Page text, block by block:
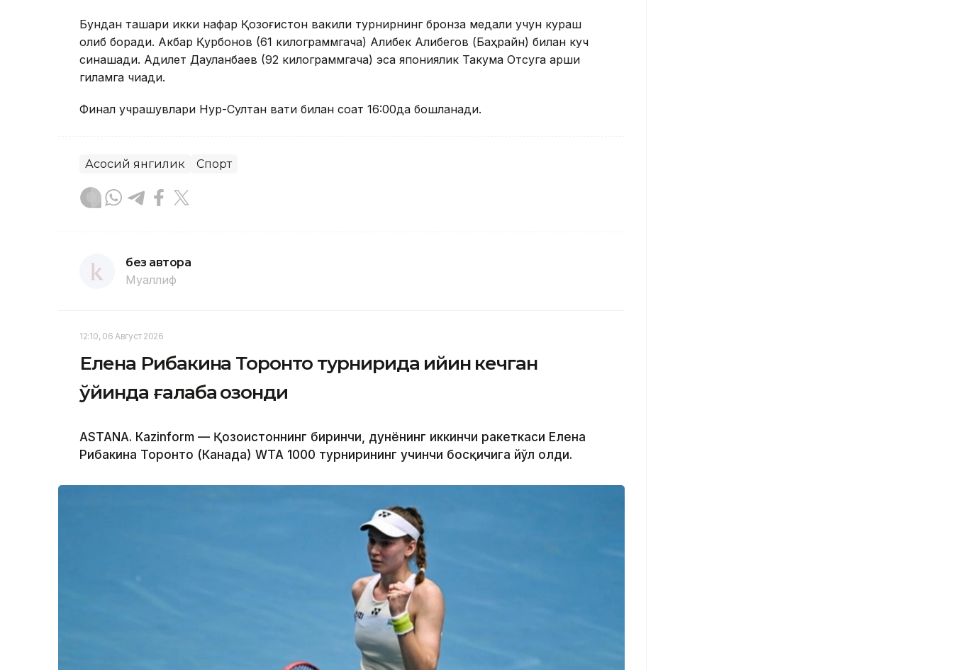
Бундан ташқари икки нафар Қозоғистон вакили турнирнинг бронза медали учун кураш
олиб боради. Акбар Қурбонов (61 килограммгача) Алибек Алибегов (Баҳрайн) билан куч
синашади. Адилет Дауланбаев (92 килограммгача) эса япониялик Такума Отсуга қарши
гиламга чиқади.
Финал учрашувлари Нур-Султан вақти билан соат 16:00да бошланади.
Асосий янгилик Спорт
без автора
Муаллиф
12:10, 06 Август 2026
Елена Рибакина Торонто турнирида қийин кечган
ўйинда ғалаба қозонди
ASTANА. Кazinform — Қозоғистоннинг биринчи, дунёнинг иккинчи ракеткаси Елена
Рибакина Торонто (Канада) WТА 1000 турнирининг учинчи босқичига йўл олди.